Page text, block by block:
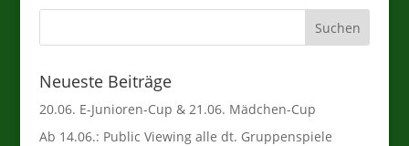
Neueste Beiträge
20.06. E-Junioren-Cup & 21.06. Mädchen-Cup
Ab 14.06.: Public Viewing alle dt. Gruppenspiele